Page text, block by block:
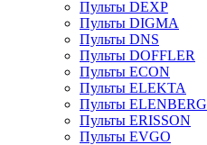
Пульты DEXP
Пульты DIGMA
Пульты DNS
Пульты DOFFLER
Пульты ECON
Пульты ELEKTA
Пульты ELENBERG
Пульты ERISSON
Пульты EVGO